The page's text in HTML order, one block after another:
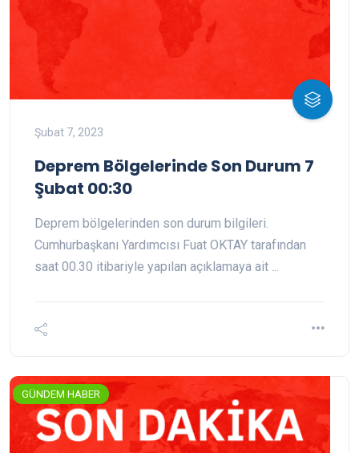
Şubat 7, 2023
Deprem Bölgelerinde Son Durum 7
Şubat 00:30
Deprem bölgelerinden son durum bilgileri.
Cumhurbaşkanı Yardımcısı Fuat OKTAY tarafından
saat 00.30 itibariyle yapılan açıklamaya ait ...
GÜNDEM HABER